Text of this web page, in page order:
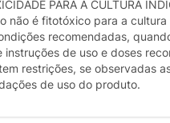
PARA A CULTURA
não é fitotóxico para a cultura
recomendadas,
instruções de uso e doses
restrições, se observadas
de uso do produto.